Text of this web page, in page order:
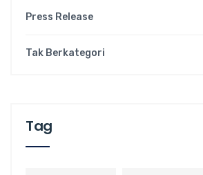
Press Release
Tak Berkategori
Tag